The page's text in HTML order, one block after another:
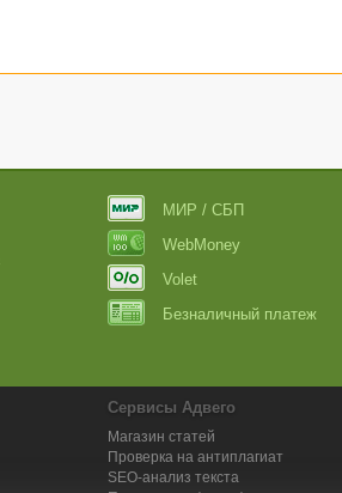
МИР / СБП
WebMoney
Volet
Безналичный платеж
Сервисы Адвего
Магазин статей
Проверка на антиплагиат
SEO-анализ текста